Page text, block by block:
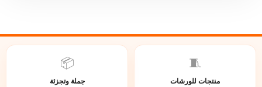
🧵
منتجات للورشات
📦
جملة وتجزئة